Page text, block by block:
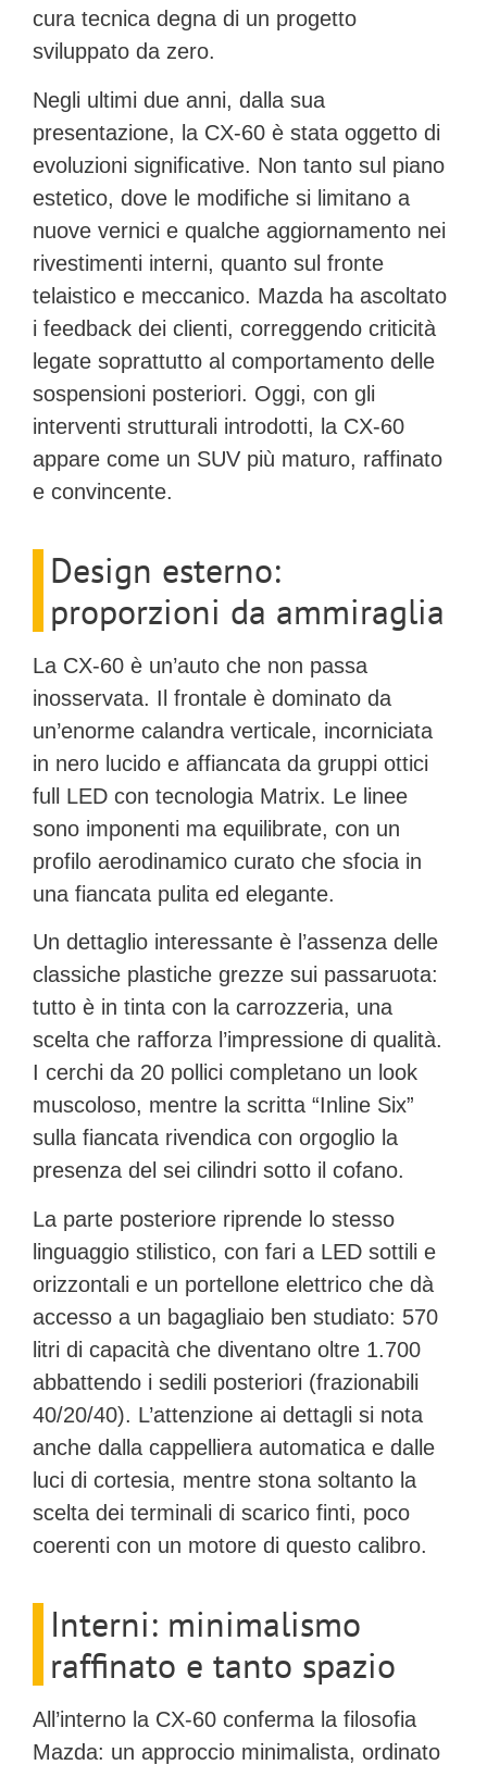
cura tecnica degna di un progetto
sviluppato da zero.
Negli ultimi due anni, dalla sua
presentazione, la CX-60 è stata oggetto di
evoluzioni significative. Non tanto sul piano
estetico, dove le modifiche si limitano a
nuove vernici e qualche aggiornamento nei
rivestimenti interni, quanto sul fronte
telaistico e meccanico. Mazda ha ascoltato
i feedback dei clienti, correggendo criticità
legate soprattutto al comportamento delle
sospensioni posteriori. Oggi, con gli
interventi strutturali introdotti, la CX-60
appare come un SUV più maturo, raffinato
e convincente.
Design esterno:
proporzioni da ammiraglia
La CX-60 è un’auto che non passa
inosservata. Il frontale è dominato da
un’enorme calandra verticale, incorniciata
in nero lucido e affiancata da gruppi ottici
full LED con tecnologia Matrix. Le linee
sono imponenti ma equilibrate, con un
profilo aerodinamico curato che sfocia in
una fiancata pulita ed elegante.
Un dettaglio interessante è l’assenza delle
classiche plastiche grezze sui passaruota:
tutto è in tinta con la carrozzeria, una
scelta che rafforza l’impressione di qualità.
I cerchi da 20 pollici completano un look
muscoloso, mentre la scritta “Inline Six”
sulla fiancata rivendica con orgoglio la
presenza del sei cilindri sotto il cofano.
La parte posteriore riprende lo stesso
linguaggio stilistico, con fari a LED sottili e
orizzontali e un portellone elettrico che dà
accesso a un bagagliaio ben studiato: 570
litri di capacità che diventano oltre 1.700
abbattendo i sedili posteriori (frazionabili
40/20/40). L’attenzione ai dettagli si nota
anche dalla cappelliera automatica e dalle
luci di cortesia, mentre stona soltanto la
scelta dei terminali di scarico finti, poco
coerenti con un motore di questo calibro.
Interni: minimalismo
raffinato e tanto spazio
All’interno la CX-60 conferma la filosofia
Mazda: un approccio minimalista, ordinato